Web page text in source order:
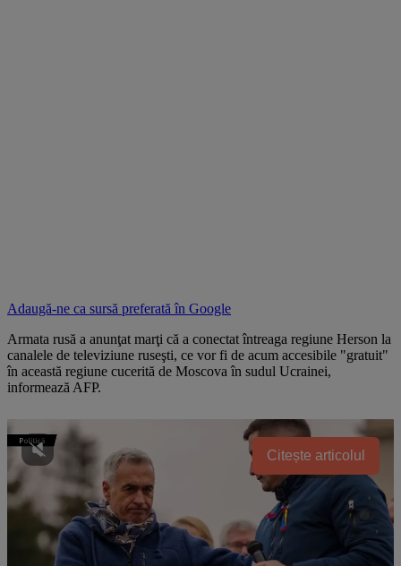
Adaugă-ne ca sursă preferată în Google
Armata rusă a anunţat marţi că a conectat întreaga regiune Herson la
canalele de televiziune ruseşti, ce vor fi de acum accesibile "gratuit"
în această regiune cucerită de Moscova în sudul Ucrainei,
informează AFP.
Citește articolul